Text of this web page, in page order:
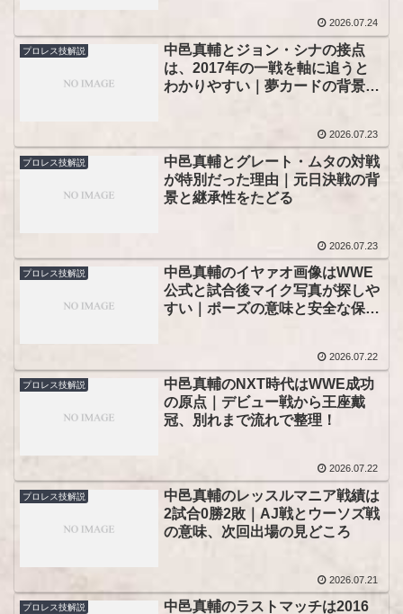
2026.07.24
プロレス技解説
中邑真輔とジョン・シナの接点
は、2017年の一戦を軸に追うと
わかりやすい｜夢カードの背景と
2026.07.23
プロレス技解説
中邑真輔とグレート・ムタの対戦
が特別だった理由｜元日決戦の背
景と継承性をたどる
2026.07.23
プロレス技解説
中邑真輔のイヤァオ画像はWWE
公式と試合後マイク写真が探しや
すい｜ポーズの意味と安全な保存
2026.07.22
プロレス技解説
中邑真輔のNXT時代はWWE成功
の原点｜デビュー戦から王座戴
冠、別れまで流れで整理！
2026.07.22
プロレス技解説
中邑真輔のレッスルマニア戦績は
2試合0勝2敗｜AJ戦とウーソズ戦
の意味、次回出場の見どころ
2026.07.21
プロレス技解説
中邑真輔のラストマッチは2016